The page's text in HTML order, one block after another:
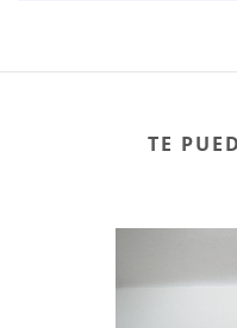
TE